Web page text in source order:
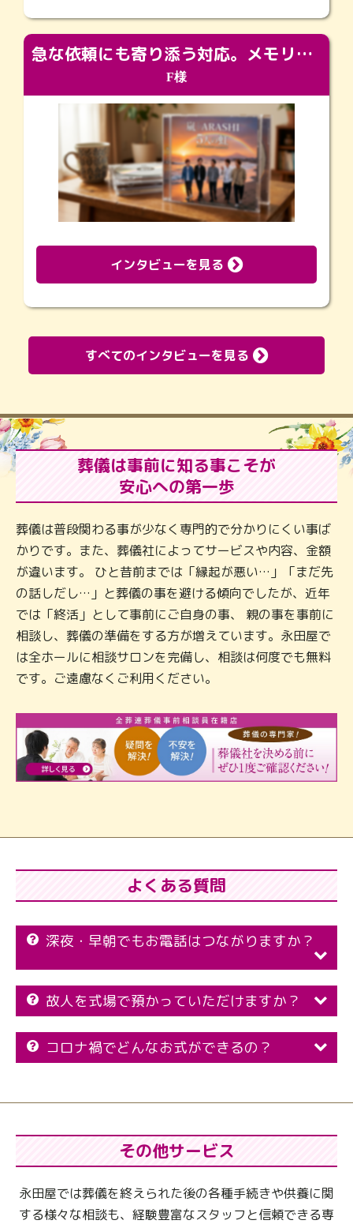
急な依頼にも寄り添う対応。メモリアルコーナーで振り返る大切な日々
F様
インタビューを見る
すべてのインタビューを見る
葬儀は事前に知る事こそが
安心への第一歩
葬儀は普段関わる事が少なく専門的で分かりにくい事ば
かりです。また、葬儀社によってサービスや内容、金額
が違います。 ひと昔前までは「縁起が悪い…」「まだ先
の話しだし…」と葬儀の事を避ける傾向でしたが、近年
では「終活」として事前にご自身の事、 親の事を事前に
相談し、葬儀の準備をする方が増えています。永田屋で
は全ホールに相談サロンを完備し、相談は何度でも無料
です。ご遠慮なくご利用ください。
よくある質問
深夜・早朝でもお電話はつながりますか？
故人を式場で預かっていただけますか？
コロナ禍でどんなお式ができるの？
その他サービス
永田屋では葬儀を終えられた後の各種手続きや供養に関
する様々な相談も、 経験豊富なスタッフと信頼できる専